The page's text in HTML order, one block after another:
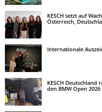
KESCH setzt auf
Österreich,
Internationale
KESCH
den BMW Open 2026